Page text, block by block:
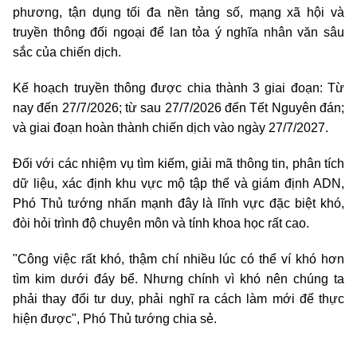
phương, tận dụng tối đa nền tảng số, mạng xã hội và
truyền thông đối ngoại để lan tỏa ý nghĩa nhân văn sâu
sắc của chiến dịch.
Kế hoạch truyền thông được chia thành 3 giai đoạn: Từ
nay đến 27/7/2026; từ sau 27/7/2026 đến Tết Nguyên đán;
và giai đoạn hoàn thành chiến dịch vào ngày 27/7/2027.
Đối với các nhiệm vụ tìm kiếm, giải mã thông tin, phân tích
dữ liệu, xác định khu vực mộ tập thể và giám định ADN,
Phó Thủ tướng nhấn mạnh đây là lĩnh vực đặc biệt khó,
đòi hỏi trình độ chuyên môn và tính khoa học rất cao.
"Công việc rất khó, thậm chí nhiều lúc có thể ví khó hơn
tìm kim dưới đáy bể. Nhưng chính vì khó nên chúng ta
phải thay đổi tư duy, phải nghĩ ra cách làm mới để thực
hiện được", Phó Thủ tướng chia sẻ.